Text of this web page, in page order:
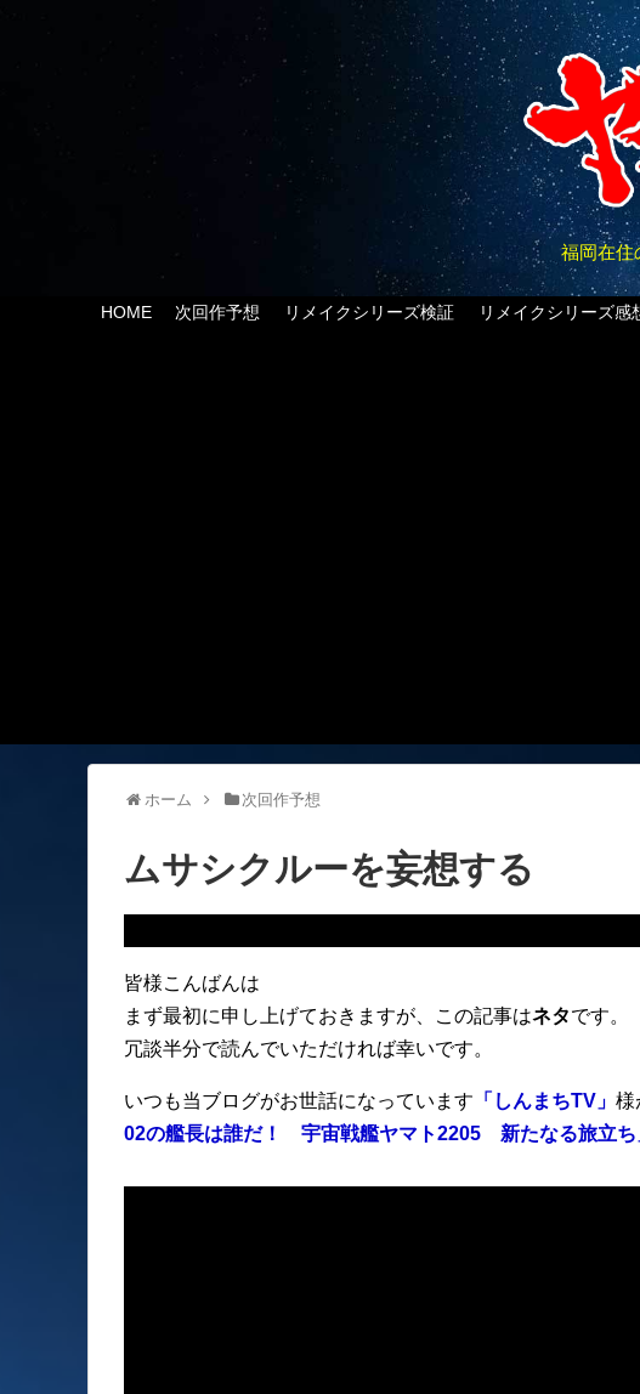
福岡在住
HOME 次回作予想 リメイクシリーズ検証 リメイクシリーズ感
ホーム 次回作予想
ムサシクルーを妄想する
皆様こんばんは
まず最初に申し上げておきますが、この記事はネタです。
冗談半分で読んでいただければ幸いです。
いつも当ブログがお世話になっています 「しんまちTV」 様
02の艦長は誰だ！ 宇宙戦艦ヤマト2205 新たなる旅立ち